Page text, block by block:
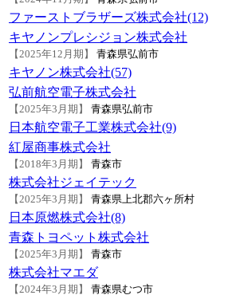
ファーストブラザーズ株式会社(12)
キヤノンプレシジョン株式会社
【2025年12月期】 青森県弘前市
キヤノン株式会社(57)
弘前航空電子株式会社
【2025年3月期】 青森県弘前市
日本航空電子工業株式会社(9)
紅屋商事株式会社
【2018年3月期】 青森市
株式会社ジェイテック
【2025年3月期】 青森県上北郡六ヶ所村
日本原燃株式会社(8)
青森トヨペット株式会社
【2025年3月期】 青森市
株式会社マエダ
【2024年3月期】 青森県むつ市